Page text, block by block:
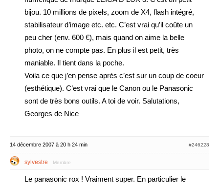
bijou. 10 millions de pixels, zoom de X4, flash intégré,
stabilisateur d’image etc. etc. C’est vrai qu’il coûte un
peu cher (env. 600 €), mais quand on aime la belle
photo, on ne compte pas. En plus il est petit, très
maniable. Il tient dans la poche.
Voila ce que j’en pense après c’est sur un coup de coeur
(esthétique). C’est vrai que le Canon ou le Panasonic
sont de très bons outils. A toi de voir. Salutations,
Georges de Nice
14 décembre 2007 à 20 h 24 min #246228
sylvestre Membre
Le panasonic rox ! Vraiment super. En particulier le